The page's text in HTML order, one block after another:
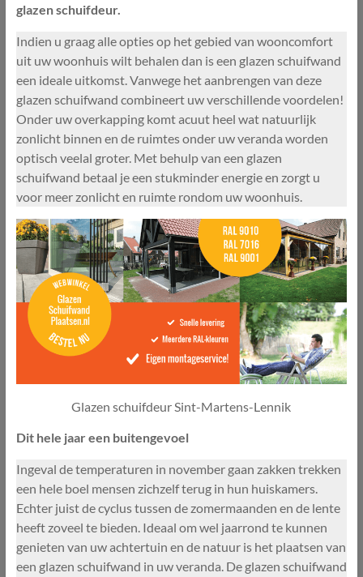
glazen schuifdeur.
Indien u graag alle opties op het gebied van wooncomfort
uit uw woonhuis wilt behalen dan is een glazen schuifwand
een ideale uitkomst. Vanwege het aanbrengen van deze
glazen schuifwand combineert uw verschillende voordelen!
Onder uw overkapping komt acuut heel wat natuurlijk
zonlicht binnen en de ruimtes onder uw veranda worden
optisch veelal groter. Met behulp van een glazen
schuifwand betaal je een stukminder energie en zorgt u
voor meer zonlicht en ruimte rondom uw woonhuis.
Glazen schuifdeur Sint-Martens-Lennik
Dit hele jaar een buitengevoel
Ingeval de temperaturen in november gaan zakken trekken
een hele boel mensen zichzelf terug in hun huiskamers.
Echter juist de cyclus tussen de zomermaanden en de lente
heeft zoveel te bieden. Ideaal om wel jaarrond te kunnen
genieten van uw achtertuin en de natuur is het plaatsen van
een glazen schuifwand in uw veranda. De glazen schuifwand